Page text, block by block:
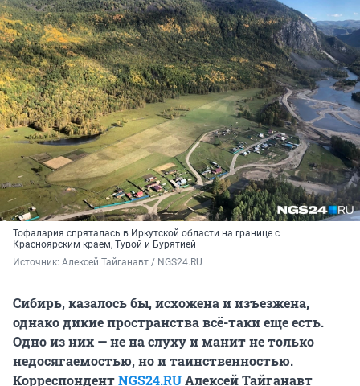
Тофалария спряталась в Иркутской области на границе с
Красноярским краем, Тувой и Бурятией
Источник: Алексей Тайганавт / NGS24.RU
Сибирь, казалось бы, исхожена и изъезжена,
однако дикие пространства всё-таки еще есть.
Одно из них — не на слуху и манит не только
недосягаемостью, но и таинственностью.
КорреспондентNGS24.RUАлексей Тайганавт